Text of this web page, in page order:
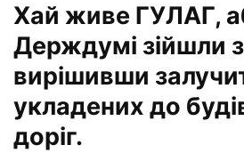
Хай живе ГУЛАГ,
Держдумі зійшли
вирішивши
укладених до
доріг.